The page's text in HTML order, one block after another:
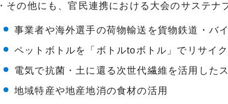
・その他にも、官民連携における大会のサステナ
事業者や海外選手の荷物輸送を貨物鉄道・バ
ペットボトルを「ボトルtoボトル」でリサイ
電気で抗菌・土に還る次世代繊維を活用した
地域特産や地産地消の食材の活用